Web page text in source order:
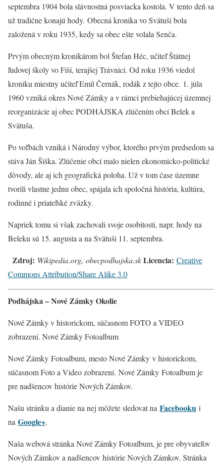
septembra 1904 bola slávnostná posviacka kostola. V tento deň sa
už tradične konajú hody. Obecná kronika vo Svätuši bola
založená v roku 1935, kedy sa obec ešte volala Senča.
Prvým obecným kronikárom bol Štefan Héc, učiteľ Štátnej
ľudovej školy vo Fíší, terajšej Trávnici. Od roku 1936 viedol
kroniku miestny učiteľ Emil Černák, rodák z tejto obce. 1. júla
1960 vzniká okres Nové Zámky a v rámci prebiehajúcej územnej
reorganizácie aj obec PODHÁJSKA zlúčením obcí Belek a
Svätuša.
Po voľbách vzniká i Národný výbor, ktorého prvým predsedom sa
stáva Ján Šiška. Zlúčenie obcí malo nielen ekonomicko-politické
dôvody, ale aj ich geografická poloha. Už v tom čase územne
tvorili vlastne jednu obec, spájala ich spoločná história, kultúra,
rodinné i priateľské zväzky.
Napriek tomu si však zachovali svoje osobitosti, napr. hody na
Beleku sú 15. augusta a na Svätuši 11. septembra.
Zdroj: Wikipedia.org, obecpodhajska.skLicencia: Creative
Commons Attribution/Share Alike 3.0
Podhájska – Nové Zámky Okolie
Nové Zámky v historickom, súčasnom FOTO a VIDEO
zobrazení. Nové Zámky Fotoalbum
Nové Zámky Fotoalbum, mesto Nové Zámky v historickom,
súčasnom Foto a Video zobrazení. Nové Zámky Fotoalbum je
pre nadšencov histórie Nových Zámkov.
Našu stránku a dianie na nej môžete sledovat na Facebooku i
na Google+.
Naša webová stránka Nové Zámky Fotoalbum, je pre obyvateľov
Nových Zámkov a nadšencov histórie Nových Zámkov. Stránka